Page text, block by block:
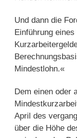
Und dann die
Einführung
Mindestlohn.«
Dem einen oder
April des
über die Höhe